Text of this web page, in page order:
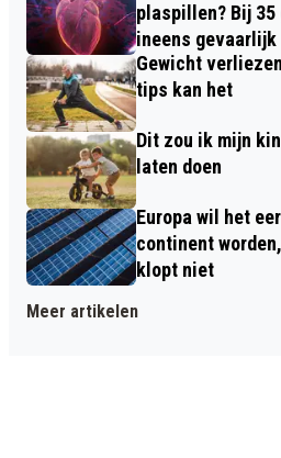
plaspillen? Bij 35
ineens gevaarlijk
Gewicht
tips kan het
Dit zou ik mijn
laten doen
Europa wil het
continent
klopt niet
Meer artikelen